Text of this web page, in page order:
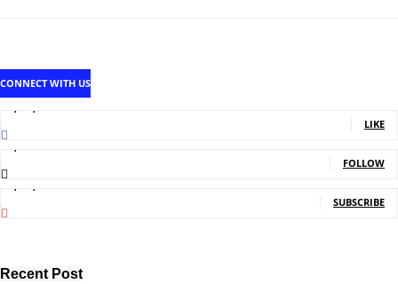
CONNECT WITH US
LIKE
FOLLOW
SUBSCRIBE
Recent Post